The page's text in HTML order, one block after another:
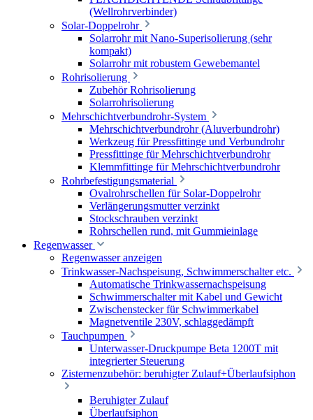
(Wellrohrverbinder)
Solar-Doppelrohr
Solarrohr mit Nano-Superisolierung (sehr
kompakt)
Solarrohr mit robustem Gewebemantel
Rohrisolierung
Zubehör Rohrisolierung
Solarrohrisolierung
Mehrschichtverbundrohr-System
Mehrschichtverbundrohr (Aluverbundrohr)
Werkzeug für Pressfittinge und Verbundrohr
Pressfittinge für Mehrschichtverbundrohr
Klemmfittinge für Mehrschichtverbundrohr
Rohrbefestigungsmaterial
Ovalrohrschellen für Solar-Doppelrohr
Verlängerungsmutter verzinkt
Stockschrauben verzinkt
Rohrschellen rund, mit Gummieinlage
Regenwasser
Regenwasser anzeigen
Trinkwasser-Nachspeisung, Schwimmerschalter etc.
Automatische Trinkwassernachspeisung
Schwimmerschalter mit Kabel und Gewicht
Zwischenstecker für Schwimmerkabel
Magnetventile 230V, schlaggedämpft
Tauchpumpen
Unterwasser-Druckpumpe Beta 1200T mit
integrierter Steuerung
Zisternenzubehör: beruhigter Zulauf+Überlaufsiphon
Beruhigter Zulauf
Überlaufsiphon